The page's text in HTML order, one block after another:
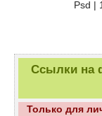
Psd |
Ссылки на
Только для